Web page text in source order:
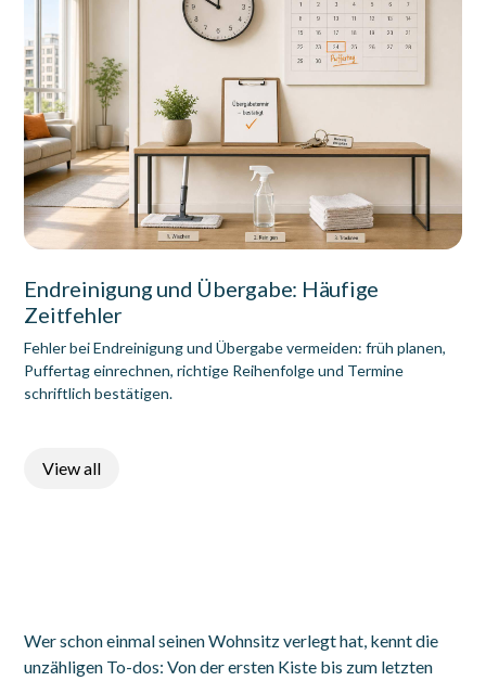
Endreinigung und Übergabe: Häufige
Zeitfehler
Fehler bei Endreinigung und Übergabe vermeiden: früh planen,
Puffertag einrechnen, richtige Reihenfolge und Termine
schriftlich bestätigen.
View all
Wer schon einmal seinen Wohnsitz verlegt hat, kennt die
unzähligen To-dos: Von der ersten Kiste bis zum letzten